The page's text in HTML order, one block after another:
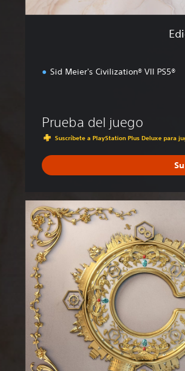
Sid Meier's Civilization® VII PS5®
Prueba del juego
Suscríbete a PlayStation Plus Deluxe para